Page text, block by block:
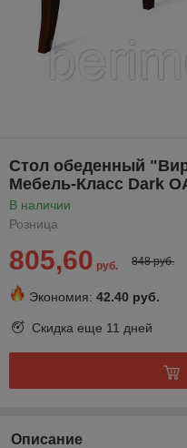
Стол обеденный
Мебель-Класс Dark
В наличии
Розница
805,60 руб. 848 руб.
Экономия: 42.40 руб.
Скидка еще 11 дней
Описание